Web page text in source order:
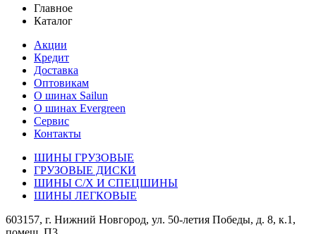
Главное
Каталог
Акции
Кредит
Доставка
Оптовикам
О шинах Sailun
О шинах Evergreen
Сервис
Контакты
ШИНЫ ГРУЗОВЫЕ
ГРУЗОВЫЕ ДИСКИ
ШИНЫ С/Х И СПЕЦШИНЫ
ШИНЫ ЛЕГКОВЫЕ
603157, г. Нижний Новгород, ул. 50-летия Победы, д. 8, к.1,